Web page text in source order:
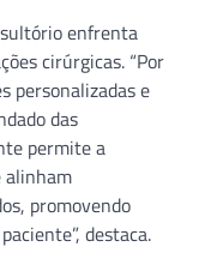
enfrenta
cirúrgicas. “Por
personalizadas e
das
permite a
alinham
promovendo
destaca.